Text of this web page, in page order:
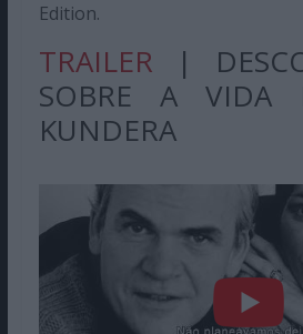
Edition.
TRAILER |
SOBRE A VIDA
KUNDERA